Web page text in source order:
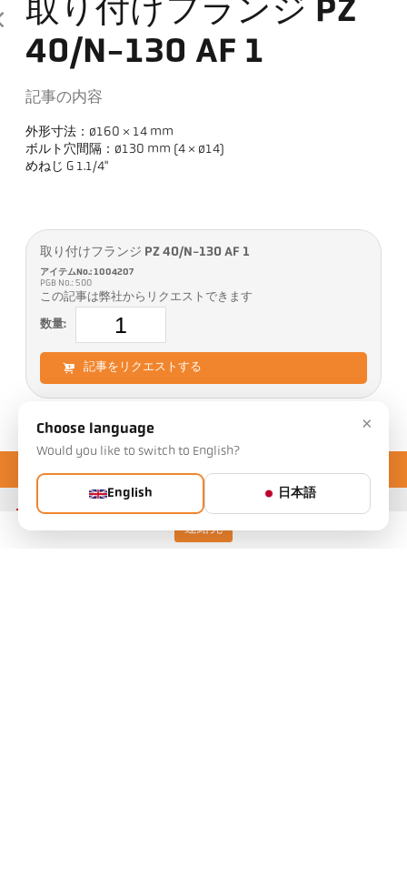
連絡先
取り付けフランジ PZ
40/N-130 AF 1
記事の内容
外形寸法：ø160 × 14 mm
ボルト穴間隔：ø130 mm (4 × ø14)
めねじ G 1.1/4"
取り付けフランジ PZ 40/N-130 AF 1
アイテムNo.: 1004207
PGB No.: 500
この記事は弊社からリクエストできます
数量:
記事をリクエストする
×
Choose language
Would you like to switch to English?
English 日本語